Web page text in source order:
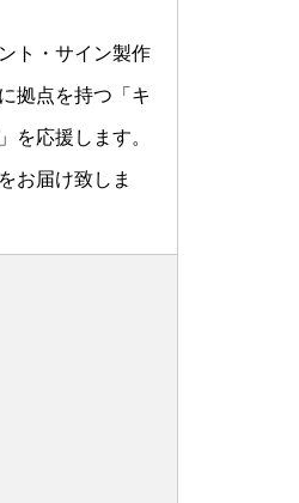
ト・サイン製作
拠点を持つ「キ
を応援します。
お届け致しま